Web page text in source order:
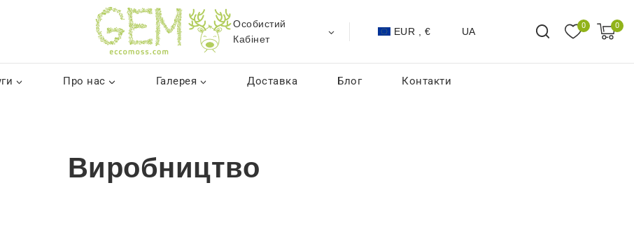
Особистий
Кабінет
EUR , € UA 0 0
Про нас Галерея Доставка Блог Контакти
Виробництво